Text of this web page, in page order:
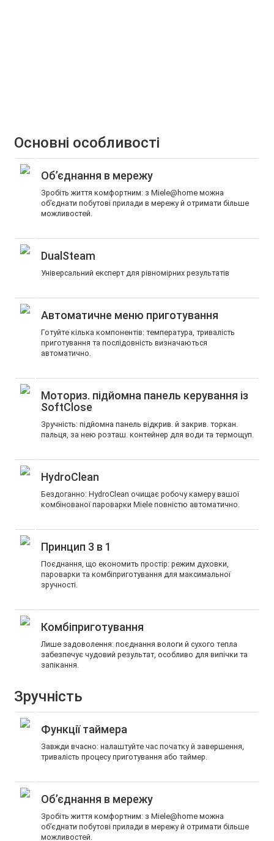
Основні особливості
Об’єднання в мережу
Зробіть життя комфортним: з Miele@home можна
об’єднати побутові прилади в мережу й отримати більше
можливостей.
DualSteam
Універсальний експерт для рівномірних результатів
Автоматичне меню приготування
Готуйте кілька компонентів: температура, тривалість
приготування та послідовність визначаються
автоматично.
Моториз. підйомна панель керування із
SoftClose
Зручність: підйомна панель відкрив. й закрив. торкан.
пальця, за нею розташ. контейнер для води та термощуп.
HydroClean
Бездоганно: HydroClean очищає робочу камеру вашої
комбінованої пароварки Miele повністю автоматично.
Принцип 3 в 1
Поєднання, що економить простір: режим духовки,
пароварки та комбіприготування для максимальної
зручності.
Комбіприготування
Лише задоволення: поєднання вологи й сухого тепла
забезпечує чудовий результат, особливо для випічки та
запікання.
Зручність
Функції таймера
Завжди вчасно: налаштуйте час початку й завершення,
тривалість процесу приготування або таймер.
Об’єднання в мережу
Зробіть життя комфортним: з Miele@home можна
об’єднати побутові прилади в мережу й отримати більше
можливостей.